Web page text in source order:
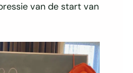
van de start van